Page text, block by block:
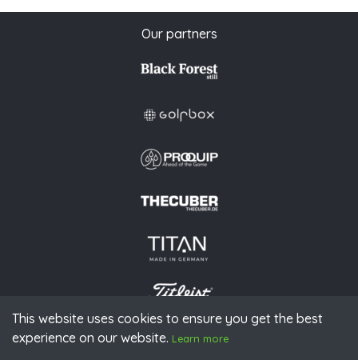
This website uses cookies to ensure you get the best
experience on our website. Learn more
Our partners
© 2026 PGAoG